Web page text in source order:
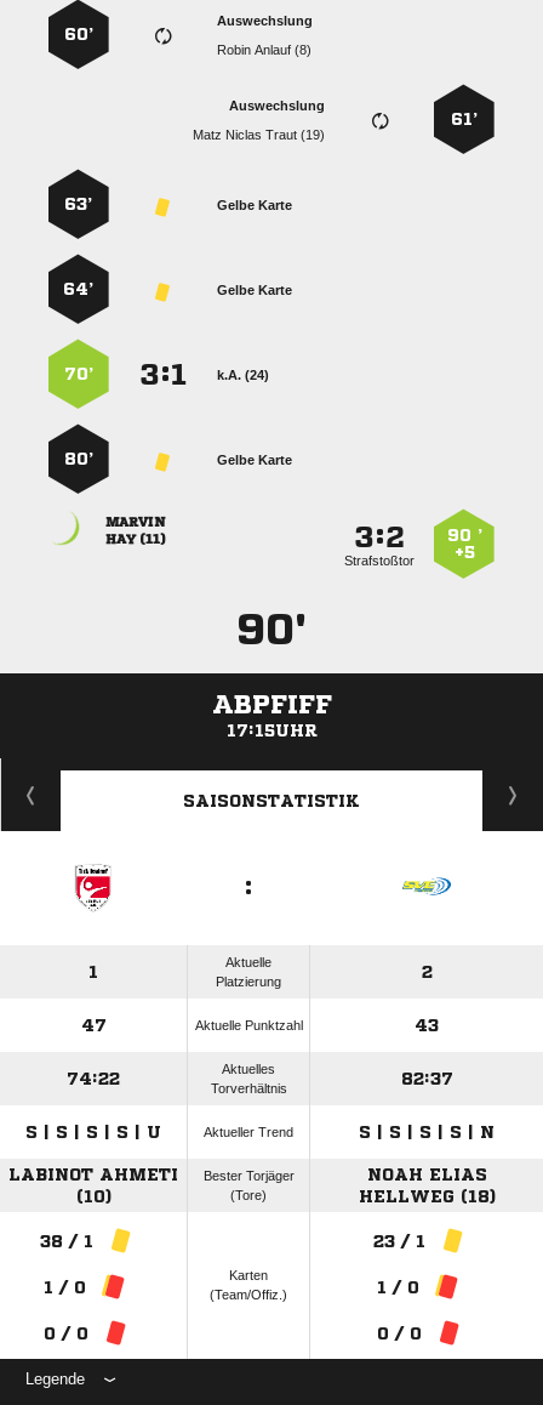
Auswechslung
  
60’
61’
Auswechslung
   
Gelbe Karte
63’
Gelbe Karte
64’
k.A. (24)
:
70’
Gelbe Karte
80’
90 ’
+5
:
Strafstoßtor

 
90'
ABPFIFF
17:15UHR
ANZEIGE
SAISONSTATISTIK
:
1
Aktuelle
Platzierung
2
47 Aktuelle Punktzahl 43
74:22
Aktuelles
Torverhältnis
82:37
S | S | S | S | U Aktueller Trend S | S | S | S | N
LABINOT AHMETI
(10)
Bester Torjäger
(Tore)
NOAH ELIAS
HELLWEG (18)
38 / 1
1 / 0
0 / 0
Karten
(Team/Offiz.)
23 / 1
1 / 0
0 / 0
Legende